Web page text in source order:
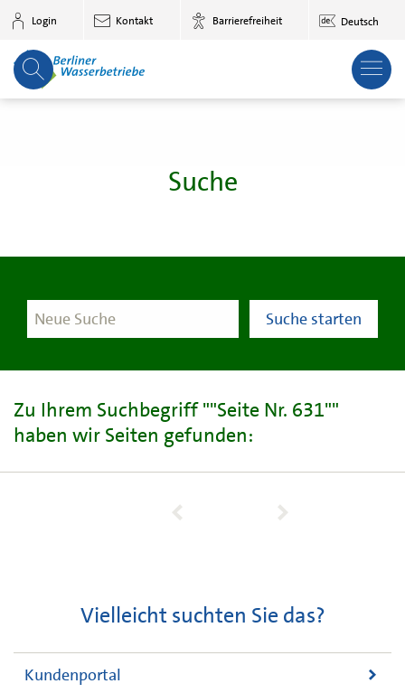
Zum Hauptinhalt springen
Login Kontakt Barrierefreiheit Deutsch
Suche
Zu Ihrem Suchbegriff ""Seite Nr. 631""
haben wir Seiten gefunden:
Vielleicht suchten Sie das?
Kundenportal